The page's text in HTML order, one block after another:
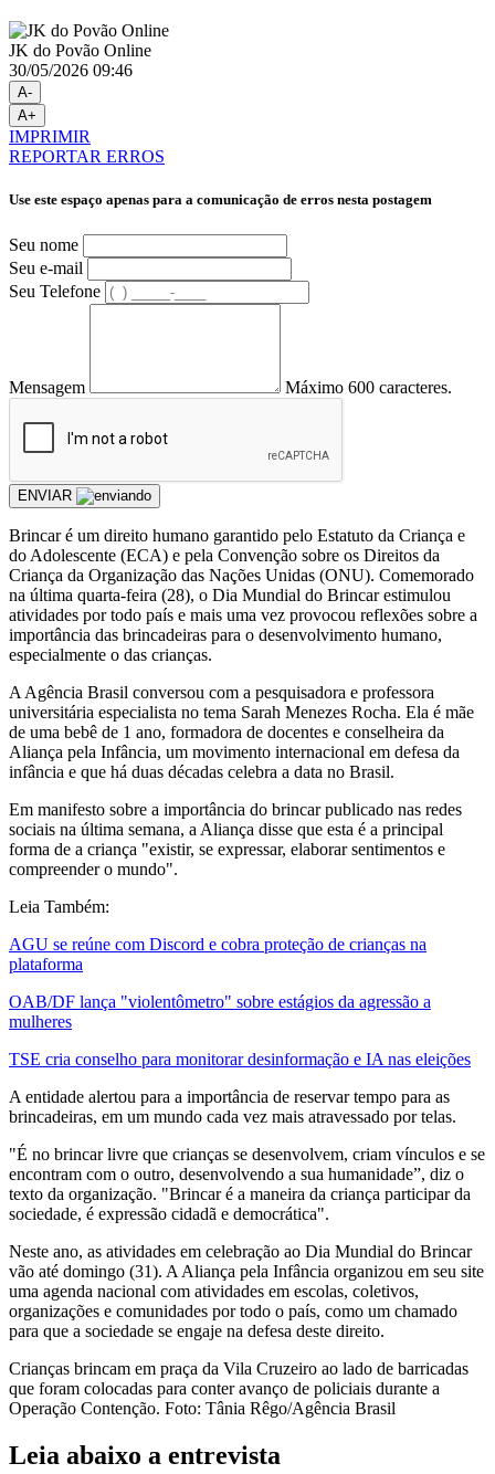
JK do Povão Online
30/05/2026 09:46
A-
A+
IMPRIMIR
REPORTAR ERROS
Use este espaço apenas para a comunicação de erros nesta postagem
Seu nome
Seu e-mail
Seu Telefone
Mensagem Máximo 600 caracteres.
ENVIAR
Brincar é um direito humano garantido pelo Estatuto da Criança e
do Adolescente (ECA) e pela Convenção sobre os Direitos da
Criança da Organização das Nações Unidas (ONU). Comemorado
na última quarta-feira (28), o Dia Mundial do Brincar estimulou
atividades por todo país e mais uma vez provocou reflexões sobre a
importância das brincadeiras para o desenvolvimento humano,
especialmente o das crianças.
A Agência Brasil conversou com a pesquisadora e professora
universitária especialista no tema Sarah Menezes Rocha. Ela é mãe
de uma bebê de 1 ano, formadora de docentes e conselheira da
Aliança pela Infância, um movimento internacional em defesa da
infância e que há duas décadas celebra a data no Brasil.
Em manifesto sobre a importância do brincar publicado nas redes
sociais na última semana, a Aliança disse que esta é a principal
forma de a criança "existir, se expressar, elaborar sentimentos e
compreender o mundo".
Leia Também:
AGU se reúne com Discord e cobra proteção de crianças na
plataforma
OAB/DF lança "violentômetro" sobre estágios da agressão a
mulheres
TSE cria conselho para monitorar desinformação e IA nas eleições
A entidade alertou para a importância de reservar tempo para as
brincadeiras, em um mundo cada vez mais atravessado por telas.
"É no brincar livre que crianças se desenvolvem, criam vínculos e se
encontram com o outro, desenvolvendo a sua humanidade”, diz o
texto da organização. "Brincar é a maneira da criança participar da
sociedade, é expressão cidadã e democrática".
Neste ano, as atividades em celebração ao Dia Mundial do Brincar
vão até domingo (31). A Aliança pela Infância organizou em seu site
uma agenda nacional com atividades em escolas, coletivos,
organizações e comunidades por todo o país, como um chamado
para que a sociedade se engaje na defesa deste direito.
Crianças brincam em praça da Vila Cruzeiro ao lado de barricadas
que foram colocadas para conter avanço de policiais durante a
Operação Contenção. Foto: Tânia Rêgo/Agência Brasil
Leia abaixo a entrevista